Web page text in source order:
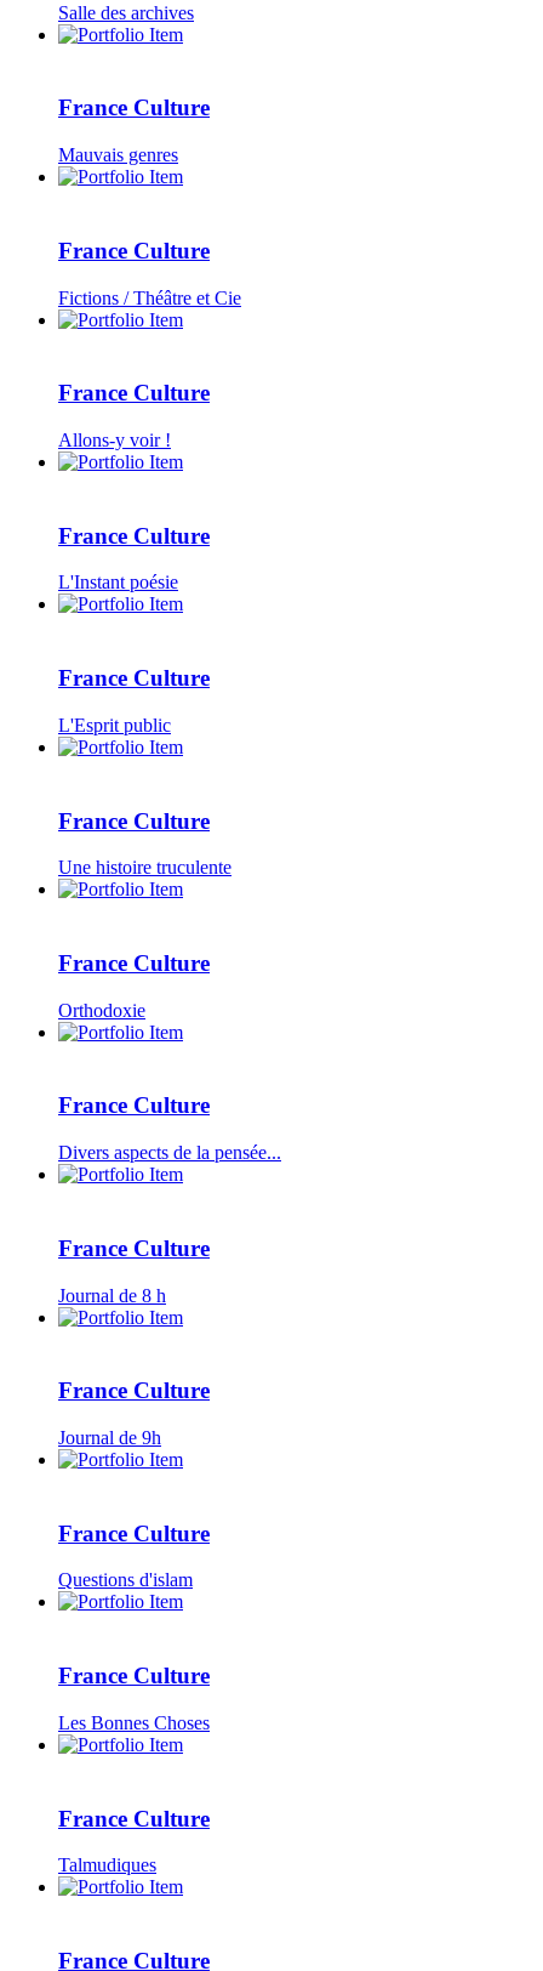
Salle des archives
France Culture
Mauvais genres
France Culture
Fictions / Théâtre et Cie
France Culture
Allons-y voir !
France Culture
L'Instant poésie
France Culture
L'Esprit public
France Culture
Une histoire truculente
France Culture
Orthodoxie
France Culture
Divers aspects de la pensée...
France Culture
Journal de 8 h
France Culture
Journal de 9h
France Culture
Questions d'islam
France Culture
Les Bonnes Choses
France Culture
Talmudiques
France Culture